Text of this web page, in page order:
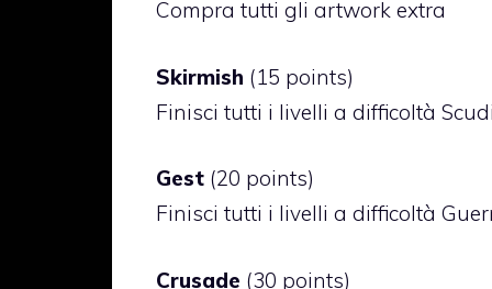
Compra tutti gli artwork extra
Skirmish (15 points)
Finisci tutti i livelli a difficoltà
Gest (20 points)
Finisci tutti i livelli a difficoltà
Crusade (30 points)